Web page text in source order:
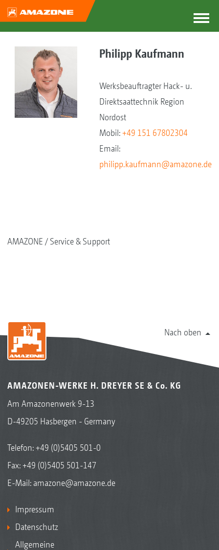
Philipp Kaufmann
Werksbeauftragter Hack- u.
Direktsaattechnik Region
Nordost
Mobil:+49 151 67802304
Email:
philipp.kaufmann@amazone.de
AMAZONE Service & Support
Nach oben
AMAZONEN-WERKE H. DREYER SE & Co. KG
Am Amazonenwerk 9-13
D-49205 Hasbergen - Germany
Telefon:+49 (0)5405 501-0
Fax: +49 (0)5405 501-147
E-Mail: amazone@amazone.de
Impressum
Datenschutz
Allgemeine